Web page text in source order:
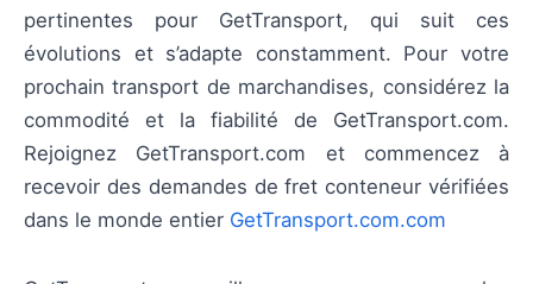
pertinentes pour GetTransport, qui suit ces
évolutions et s’adapte constamment. Pour votre
prochain transport de marchandises, considérez la
commodité et la fiabilité de GetTransport.com.
Rejoignez GetTransport.com et commencez à
recevoir des demandes de fret conteneur vérifiées
dans le monde entier GetTransport.com.com